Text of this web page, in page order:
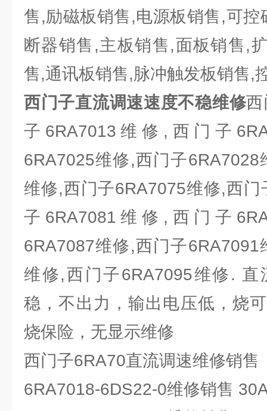
售,励磁板销售,电源板销售,可
断器销售,主板销售,面板销售,
售,通讯板销售,脉冲触发板销售,
西门子直流调速速度不稳维修西
子6RA7013维修,西门子
6RA7025维修,西门子
维修,西门子6RA7075维修,西
子6RA7081维修,西门子
6RA7087维修,西门子
维修,西门子6RA7095维修. 直
稳，不出力，输出电压低，烧
烧保险，无显示维修
西门子6RA70直流调速维修销售
6RA7018-6DS22-0维修销售